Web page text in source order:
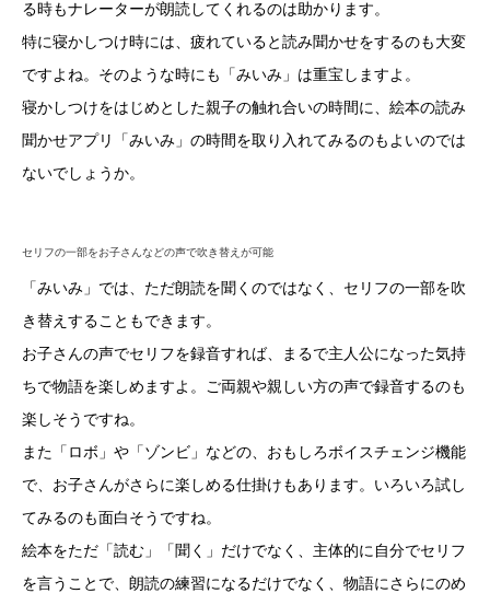
る時もナレーターが朗読してくれるのは助かります。
特に寝かしつけ時には、疲れていると読み聞かせをするのも大変
ですよね。そのような時にも「みいみ」は重宝しますよ。
寝かしつけをはじめとした親子の触れ合いの時間に、絵本の読み
聞かせアプリ「みいみ」の時間を取り入れてみるのもよいのでは
ないでしょうか。
セリフの一部をお子さんなどの声で吹き替えが可能
「みいみ」では、ただ朗読を聞くのではなく、セリフの一部を吹
き替えすることもできます。
お子さんの声でセリフを録音すれば、まるで主人公になった気持
ちで物語を楽しめますよ。ご両親や親しい方の声で録音するのも
楽しそうですね。
また「ロボ」や「ゾンビ」などの、おもしろボイスチェンジ機能
で、お子さんがさらに楽しめる仕掛けもあります。いろいろ試し
てみるのも面白そうですね。
絵本をただ「読む」「聞く」だけでなく、主体的に自分でセリフ
を言うことで、朗読の練習になるだけでなく、物語にさらにのめ